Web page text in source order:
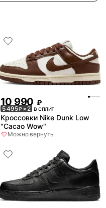
10 990 ₽
5 495₽× 2 в сплит
Кроссовки Nike Dunk Low
"Cacao Wow"
Можно вернуть